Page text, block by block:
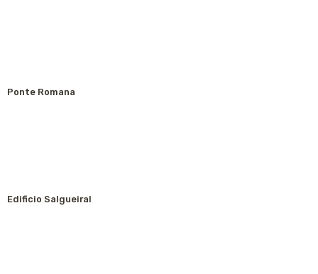
Ponte Romana
Edificio Salgueiral